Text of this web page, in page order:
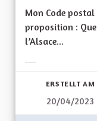
Mon Code
proposition :
l’Alsace...
ERSTELLT AM
20/04/2023